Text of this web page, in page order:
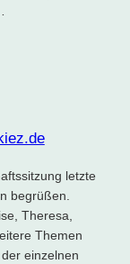
letzte
begrüßen.
Theresa,
Themen
einzelnen